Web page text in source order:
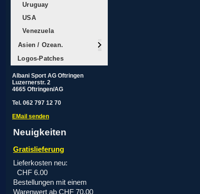
Uruguay
USA
Venezuela
Asien / Ozean.
Logos-Patches
Albani Sport AG Oftringen
Luzernerstr. 2
4665 Oftringen/AG
Tel. 062 797 12 70
EMail senden
Neuigkeiten
Gratislieferung
Lieferkosten neu:
CHF 6.00
Bestellungen mit einem
Warenwert ab CHF 70.00